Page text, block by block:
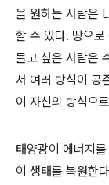
을 원하는 사람은
할 수 있다. 땅으
들고 싶은 사람은
서 여러 방식이 공
이 자신의 방식으
태양광이 에너지
이 생태를 복원한